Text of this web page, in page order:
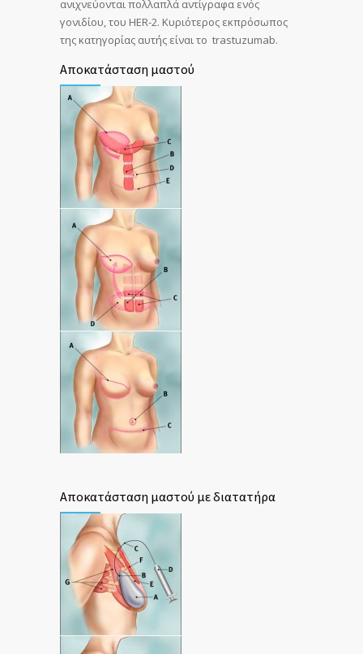
ανιχνεύονται πολλαπλά αντίγραφα ενός
γονιδίου, του HER-2. Κυριότερος εκπρόσωπος
της κατηγορίας αυτής είναι το trastuzumab.
Αποκατάσταση μαστού
Αποκατάσταση μαστού με διατατήρα